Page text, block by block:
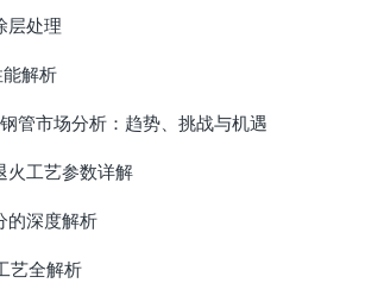
层处理
解析
管市场分析：趋势、挑战与机遇​
火工艺参数详解
的深度解析
艺全解析